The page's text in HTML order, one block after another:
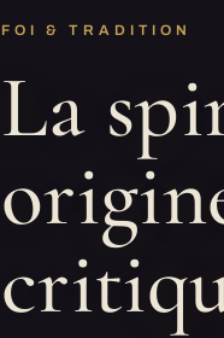
FOI & TRADITION
La